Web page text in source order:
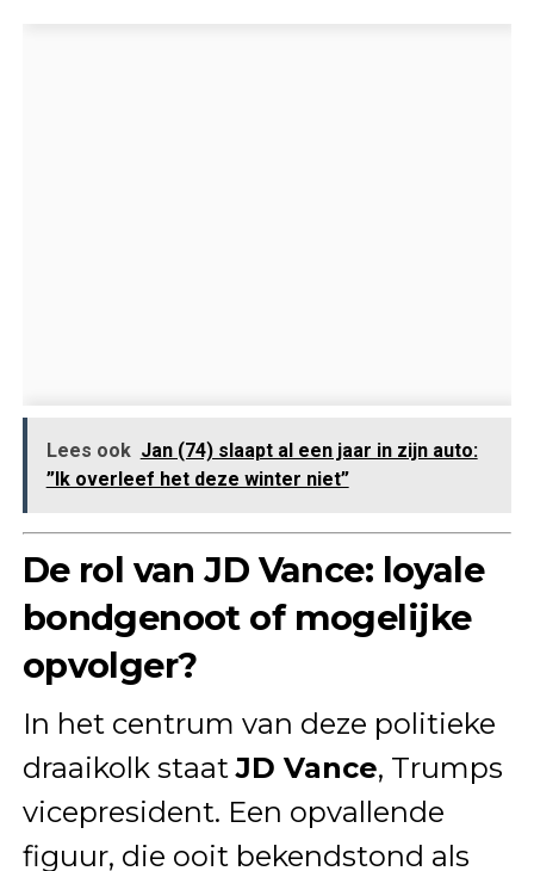
Lees ook Jan (74) slaapt al een jaar in zijn auto:
”Ik overleef het deze winter niet”
De rol van JD Vance: loyale
bondgenoot of mogelijke
opvolger?
In het centrum van deze politieke
draaikolk staatJD Vance, Trumps
vicepresident. Een opvallende
figuur, die ooit bekendstond als